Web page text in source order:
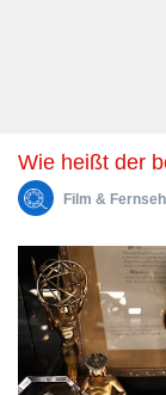
Wie heißt
Film &